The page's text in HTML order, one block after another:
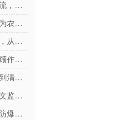
水文监测系统：智驭水流，守护流域安全
农业四情监测系统——为农业生产提供科学决策依据
并网式光伏环境气象站，从阳光到数据：气象站如何解码光伏发电密码？
农业气象监测站如何照顾作物？
能见度监测站，从模糊到清晰：一台设备如何看透迷雾中的危险
智能光电测沙仪赋能水文监测，实现水体含沙量智能精准管控
化工安全新防线！化工防爆气象站适配高危厂区气象监测